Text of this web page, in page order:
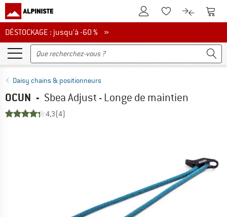
Vers le compte client
Vers la liste
Vers le
DÉSTOCKAGE : jusqu'à -60 %
DÉSTOCKAGE : jusqu'à -60 % »
Daisy chains & positionneurs
OCUN - Sbea Adjust - Longe de maintien
4,3(4)